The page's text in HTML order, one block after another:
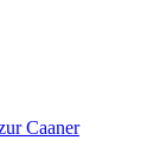
Caaner